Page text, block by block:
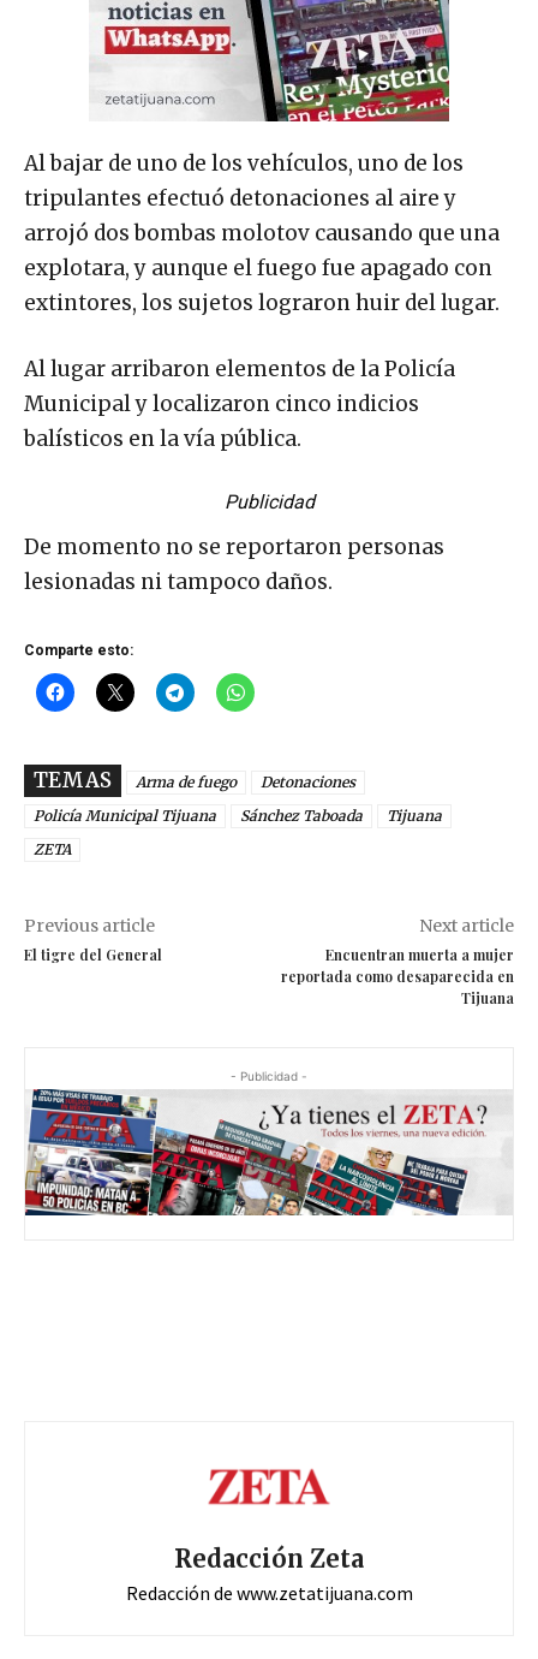
Al bajar de uno de los vehículos, uno de los
tripulantes efectuó detonaciones al aire y
arrojó dos bombas molotov causando que una
explotara, y aunque el fuego fue apagado con
extintores, los sujetos lograron huir del lugar.
Al lugar arribaron elementos de la Policía
Municipal y localizaron cinco indicios
balísticos en la vía pública.
Publicidad
De momento no se reportaron personas
lesionadas ni tampoco daños.
Comparte esto:
TEMAS Arma de fuego
Detonaciones
Policía Municipal Tijuana
Sánchez Taboada
Tijuana
ZETA
Previous article
El tigre del General
Next article
Encuentran muerta a mujer
reportada como desaparecida en
Tijuana
- Publicidad -
Redacción Zeta
Redacción de www.zetatijuana.com